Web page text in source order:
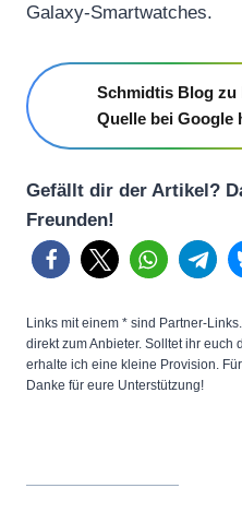
Galaxy-Smartwatches.
Schmidtis Blog zu
Quelle bei Google
Gefällt dir der Artikel?
Freunden!
Links mit einem * sind Partner-
direkt zum Anbieter. Solltet ihr euch
erhalte ich eine kleine Provision.
Danke für eure Unterstützung!